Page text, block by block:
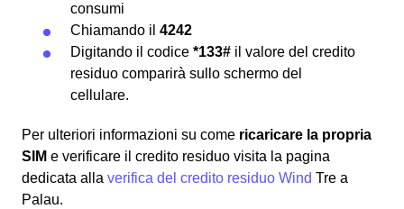
consumi
Chiamando il 4242
Digitando il codice *133# il valore del credito
residuo comparirà sullo schermo del
cellulare.
Per ulteriori informazioni su come ricaricare la propria
SIM e verificare il credito residuo visita la pagina
dedicata alla verifica del credito residuo Wind Tre a
Palau.